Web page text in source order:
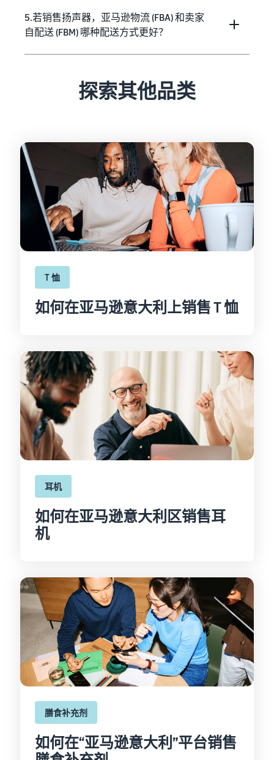
5.若销售扬声器，亚马逊物流 (FBA) 和卖家
自配送 (FBM) 哪种配送方式更好？
探索其他品类
T 恤
如何在亚马逊意大利上销售 T 恤
耳机
如何在亚马逊意大利区销售耳
机
膳食补充剂
如何在“亚马逊意大利”平台销售